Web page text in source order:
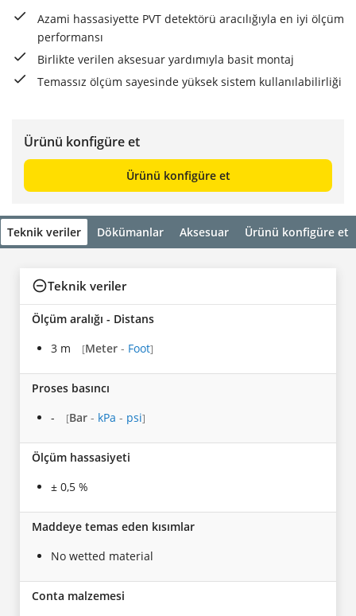
Azami hassasiyette PVT detektörü aracılığıyla en iyi ölçüm
performansı
Birlikte verilen aksesuar yardımıyla basit montaj
Temassız ölçüm sayesinde yüksek sistem kullanılabilirliği
Ürünü konfigüre et
Ürünü konfigüre et
Teknik veriler Dökümanlar Aksesuar Ürünü konfigüre et
Teknik veriler
Ölçüm aralığı - Distans
3 m
[Meter - Foot]
Proses basıncı
-
[Bar - kPa - psi]
Ölçüm hassasiyeti
± 0,5 %
Maddeye temas eden kısımlar
No wetted material
Conta malzemesi